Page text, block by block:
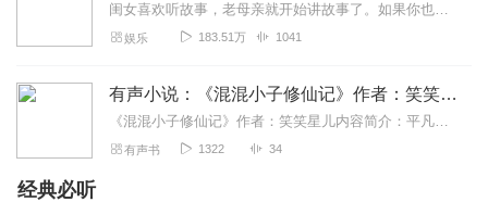
闺女喜欢听故事，老母亲就开始讲故事了。如果你也喜欢的话，记得关注、订阅，五星好评哟！真的，你的鼓励，是我创作的最大动力。--------------------...
娱乐 183.51万 1041
有声小说：《混混小子修仙记》作者：笑笑星儿
《混混小子修仙记》作者：笑笑星儿内容简介：平凡无奇的人间界中，正酝酿着一场空前绝后的万年浩劫。一个来自小山村的无赖小混混，无意间觉醒了身体内的神秘血脉，...
有声书 1322 34
经典必听